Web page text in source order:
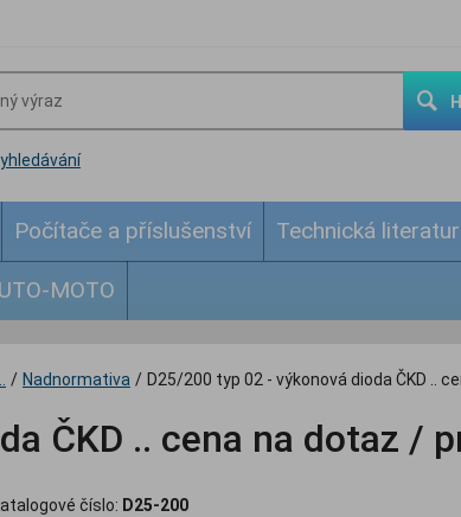
Počítače a příslušenství Technická
MOTO
/ Nadnormativa / D25/200 typ 02 - výkonová dioda ČKD ..
ČKD .. cena na dotaz /
číslo: D25-200